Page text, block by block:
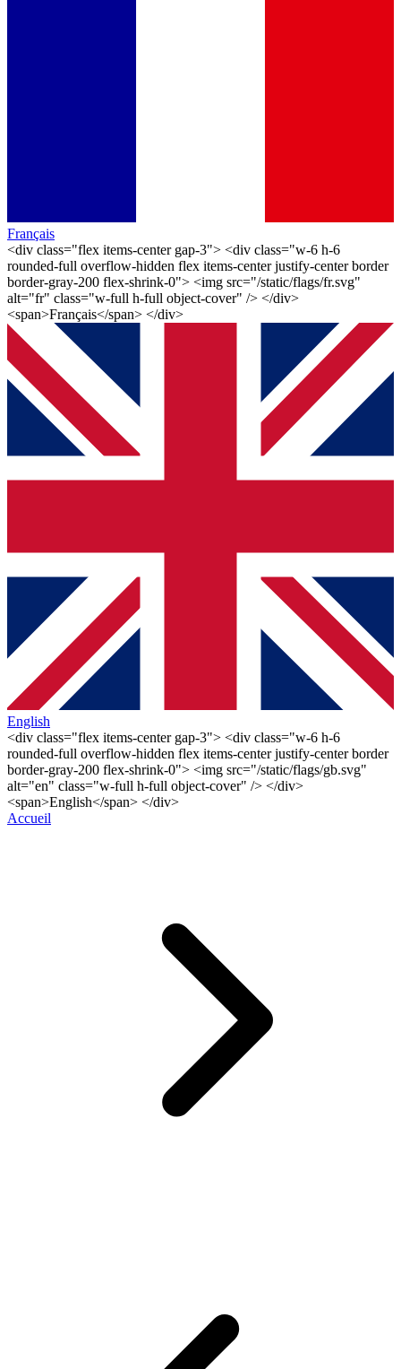
Français
<div class="flex items-center gap-3"> <div class="w-6 h-6
rounded-full overflow-hidden flex items-center justify-center border
border-gray-200 flex-shrink-0"> <img src="/static/flags/fr.svg"
alt="fr" class="w-full h-full object-cover" /> </div>
<span>Français</span> </div>
English
<div class="flex items-center gap-3"> <div class="w-6 h-6
rounded-full overflow-hidden flex items-center justify-center border
border-gray-200 flex-shrink-0"> <img src="/static/flags/gb.svg"
alt="en" class="w-full h-full object-cover" /> </div>
<span>English</span> </div>
Accueil